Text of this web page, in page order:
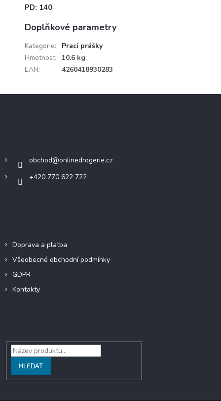
PD: 140
Doplňkové parametry
Kategorie:
Prací prášky
Hmotnost:
10.6 kg
EAN: 4260418930283
obchod@onlinedrogerie.cz
+420 770 622 722
Doprava a platba
Všeobecné obchodní podmínky
GDPR
Kontakty
HLEDAT